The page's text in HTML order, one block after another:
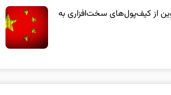
بیت‌کوین از کیف‌پول‌های سخت‌افزاری به